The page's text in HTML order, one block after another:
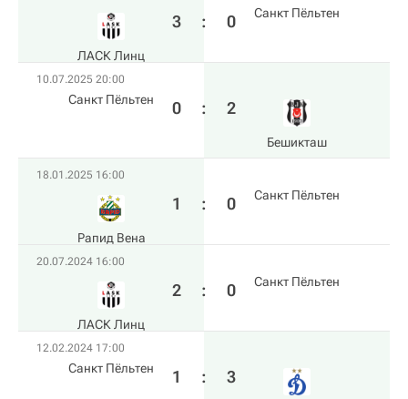
ЛАСК Линц
3 : 0 Санкт Пёльтен
10.07.2025 20:00
Санкт Пёльтен 0 : 2
Бешикташ
18.01.2025 16:00
Рапид Вена
1 : 0 Санкт Пёльтен
20.07.2024 16:00
ЛАСК Линц
2 : 0 Санкт Пёльтен
12.02.2024 17:00
Санкт Пёльтен 1 : 3